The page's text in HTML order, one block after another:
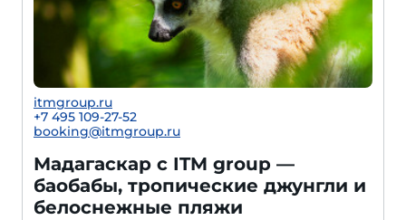
itmgroup.ru
+7 495 109-27-52
booking@itmgroup.ru
Мадагаскар с ITM group —
баобабы, тропические джунгли и
белоснежные пляжи